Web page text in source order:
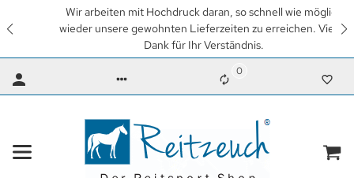
Wir arbeiten mit Hochdruck daran, so schnell wie möglich
wieder unsere gewohnten Lieferzeiten zu erreichen. Vielen
Dank für Ihr Verständnis.
0